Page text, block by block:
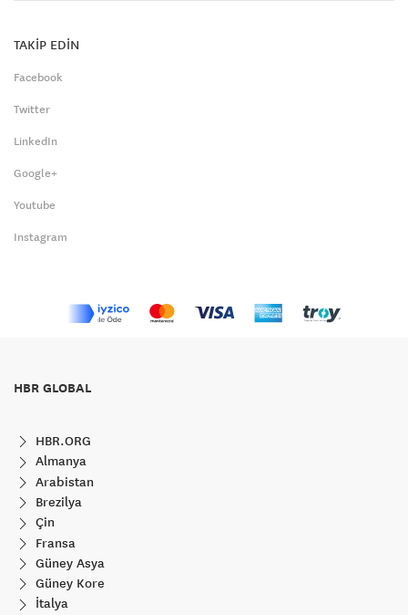
TAKİP EDİN
Facebook
Twitter
LinkedIn
Google+
Youtube
Instagram
HBR GLOBAL
HBR.ORG
Almanya
Arabistan
Brezilya
Çin
Fransa
Güney Asya
Güney Kore
İtalya